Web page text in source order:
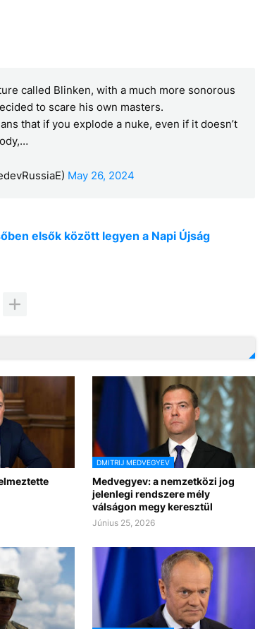
called Blinken, with a much more sonorous
to scare his own masters.
that if you explode a nuke, even if it doesn’t
May 26, 2024
elsők között legyen a Napi Újság
DMITRIJ MEDVEGYEV
Medvegyev: a nemzetközi jog
jelenlegi rendszere mély
válságon megy keresztül
Június 25, 2026